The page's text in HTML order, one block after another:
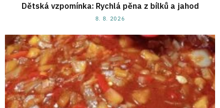
Dětská vzpomínka: Rychlá pěna z bílků a jahod
8. 8. 2026